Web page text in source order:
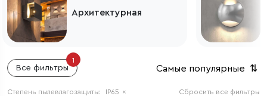
Архитектурная
Все фильтры
1
Самые популярные ⇅
Сбросить все фильтры
Степень пылевлагозащиты: IP65 ×